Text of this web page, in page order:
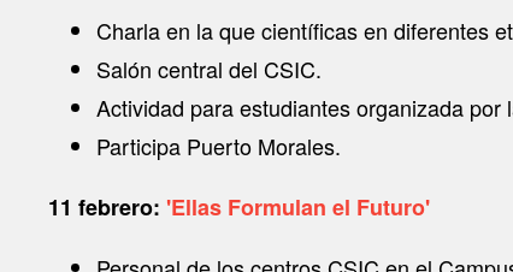
Charla en la que científicas en diferentes
Salón central del CSIC.
Actividad para estudiantes organizada
Participa Puerto Morales.
11 febrero: 'Ellas Formulan el Futuro'